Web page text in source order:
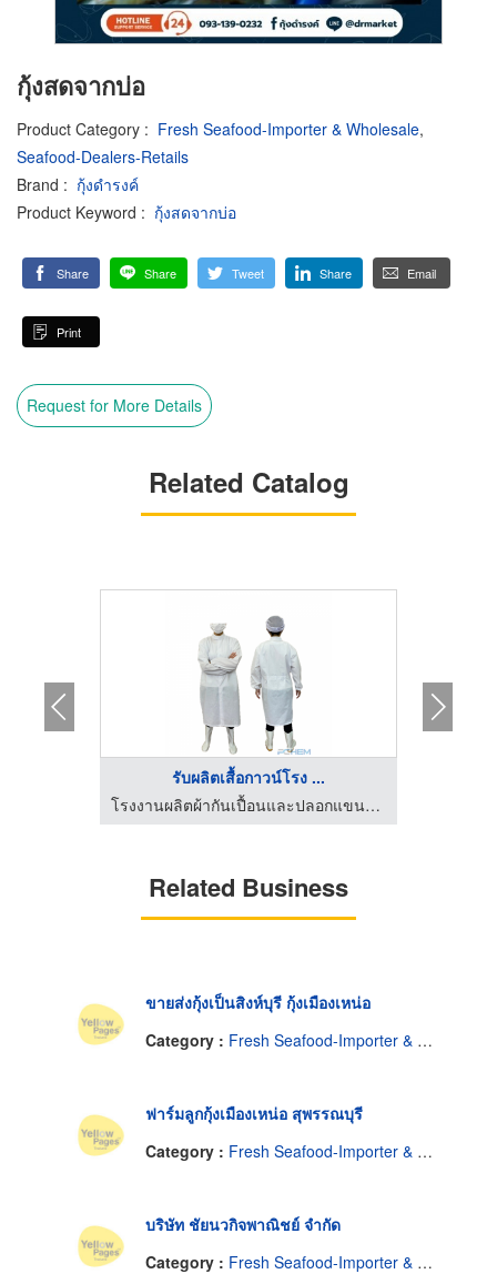
กุ้งสดจากบ่อ
Product Category : Fresh Seafood-Importer & Wholesale,
Seafood-Dealers-Retails
Brand : กุ้งดำรงค์
Product Keyword : กุ้งสดจากบ่อ
Share Share Tweet Share Email
Print
Request for More Details
Related Catalog
รับผลิตเสื้อกาวน์โรง ...
โรงงานผลิตผ้ากันเปื้อนและปลอกแขนพลาสติก
Related Business
ขายส่งกุ้งเป็นสิงห์บุรี กุ้งเมืองเหน่อ
Category : Fresh Seafood-Importer & Wholesale
ฟาร์มลูกกุ้งเมืองเหน่อ สุพรรณบุรี
Category : Fresh Seafood-Importer & Wholesale
บริษัท ชัยนวกิจพาณิชย์ จำกัด
Category : Fresh Seafood-Importer & Wholesale